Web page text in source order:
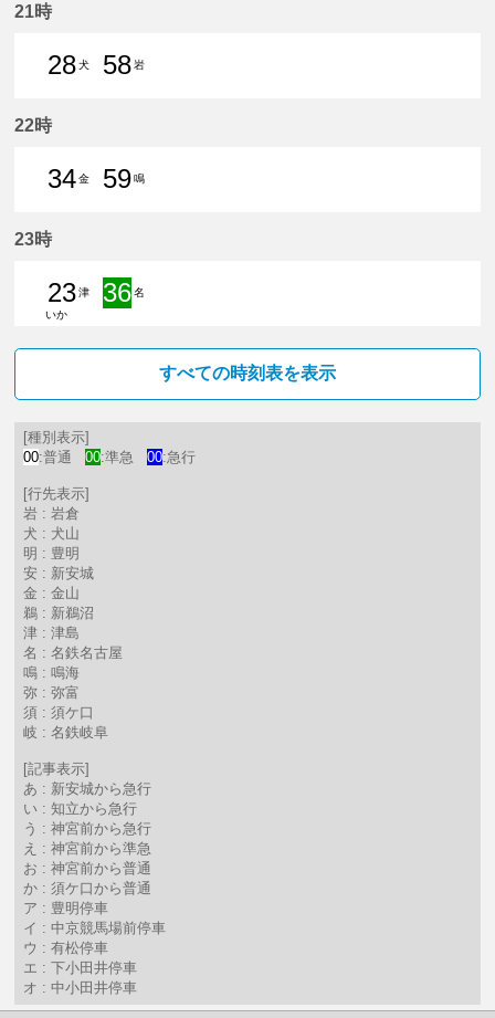
21時
28犬
58岩
22時
34金
59鳴
23時
23津
いか
36名
すべての時刻表を表示
[種別表示]
00:普通 00:準急 00:急行
[行先表示]
岩 : 岩倉
犬 : 犬山
明 : 豊明
安 : 新安城
金 : 金山
鵜 : 新鵜沼
津 : 津島
名 : 名鉄名古屋
鳴 : 鳴海
弥 : 弥富
須 : 須ケ口
岐 : 名鉄岐阜
[記事表示]
あ : 新安城から急行
い : 知立から急行
う : 神宮前から急行
え : 神宮前から準急
お : 神宮前から普通
か : 須ケ口から普通
ア : 豊明停車
イ : 中京競馬場前停車
ウ : 有松停車
エ : 下小田井停車
オ : 中小田井停車